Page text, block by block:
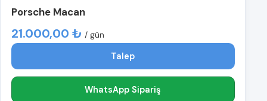
Porsche Macan
21.000,00 ₺ / gün
Talep
WhatsApp Sipariş